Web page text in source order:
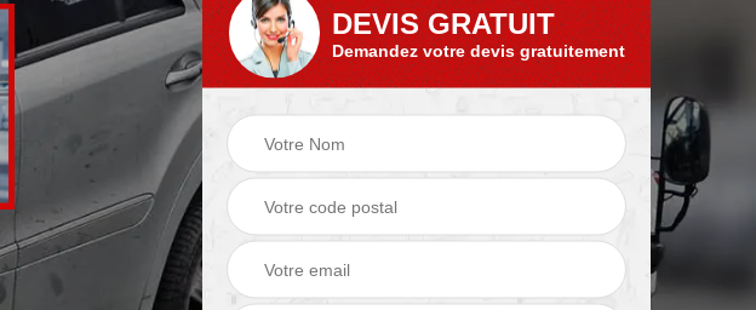
Entreprise de
débarras 38
Evacuation des
déchets verts 38
DEVIS GRATUIT
Demandez votre devis gratuitement